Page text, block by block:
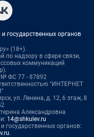
государственных органов
(18+).
по надзору в сфере связи,
коммуникаций
№ ФС 77 - 87892
"ИНТЕРНЕТ
ул. Ленина, д. 12, 6 этаж, 8
Александровна
14@shkulev.ru
государственных органов:
.